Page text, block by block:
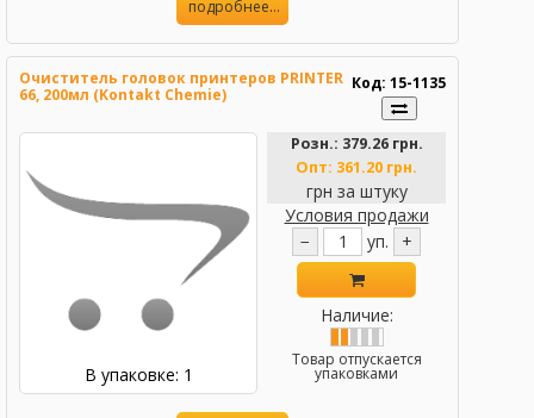
подробнее...
Очиститель головок принтеров PRINTER
66, 200мл (Kontakt Chemie)
Код: 15-1135
В упаковке: 1
Розн.: 379.26 грн.
Опт: 361.20 грн.
грн за штуку
Условия продажи
−
уп. +
Наличие:
Товар отпускается
упаковками